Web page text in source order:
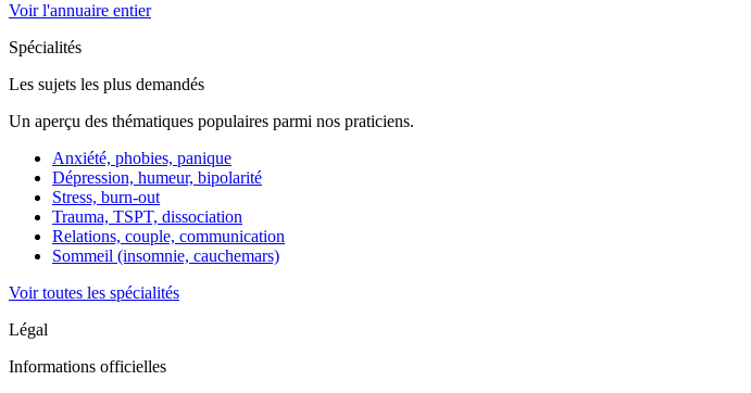
Voir l'annuaire entier
Spécialités
Les sujets les plus demandés
Un aperçu des thématiques populaires parmi nos praticiens.
Anxiété, phobies, panique
Dépression, humeur, bipolarité
Stress, burn-out
Trauma, TSPT, dissociation
Relations, couple, communication
Sommeil (insomnie, cauchemars)
Voir toutes les spécialités
Légal
Informations officielles